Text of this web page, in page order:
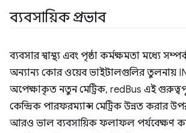
ব্যবসায়িক প্রভাব
ব্যবসার স্বাস্থ্য এবং পৃষ্ঠা কর্মক্ষমতা মধ্যে
অন্যান্য কোর ওয়েব ভাইটালগুলির তুলনায়
অপেক্ষাকৃত নতুন মেট্রিক, redBus এই
কেন্দ্রিক পারফরম্যান্স মেট্রিক উন্নত করার
আরও ভাল ব্যবসায়িক ফলাফল পর্যবেক্ষণ